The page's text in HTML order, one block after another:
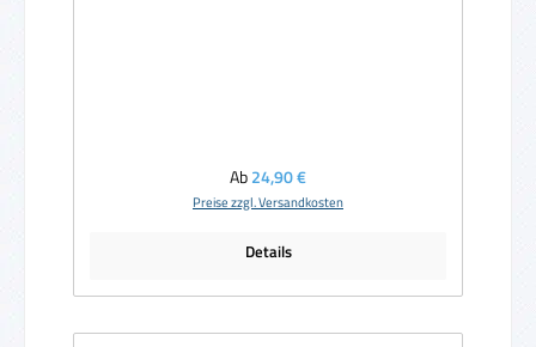
Regulärer Preis:
Ab24,90 €
Preise zzgl. Versandkosten
Details